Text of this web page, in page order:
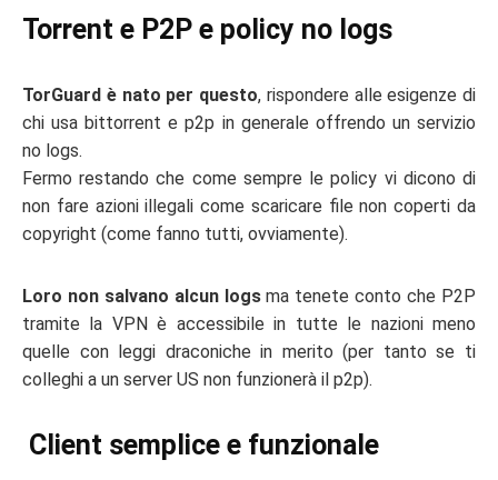
Torrent e P2P e policy no logs
TorGuard è nato per questo, rispondere alle esigenze di
chi usa bittorrent e p2p in generale offrendo un servizio
no logs.
Fermo restando che come sempre le policy vi dicono di
non fare azioni illegali come scaricare file non coperti da
copyright (come fanno tutti, ovviamente).
Loro non salvano alcun logsma tenete conto che P2P
tramite la VPN è accessibile in tutte le nazioni meno
quelle con leggi draconiche in merito (per tanto se ti
colleghi a un server US non funzionerà il p2p).
Client semplice e funzionale